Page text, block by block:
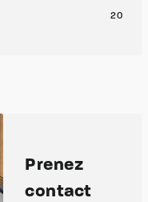
20
Prenez
contact